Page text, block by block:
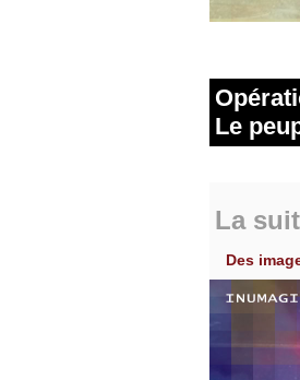
Le
La
Des